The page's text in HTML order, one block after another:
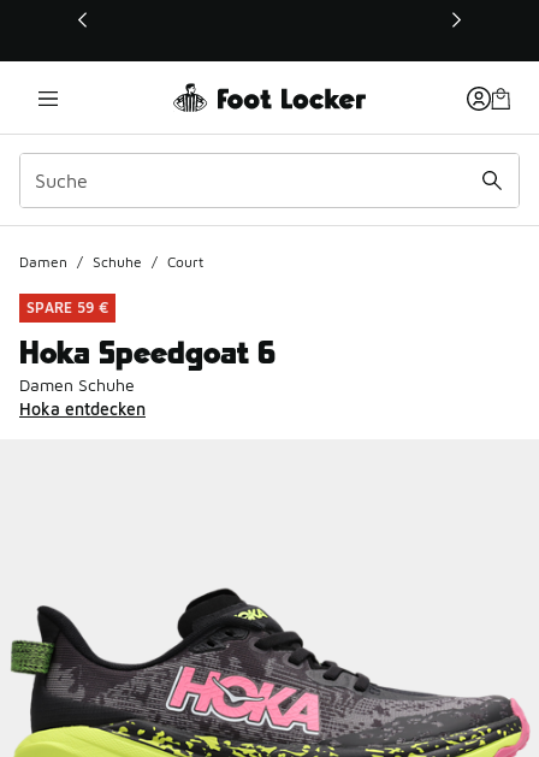
Dieser Link öffnet sich in einem neuen Fenster
Damen / Schuhe / Court
SPARE 59 €
Hoka Speedgoat 6
Damen Schuhe
Hoka entdecken